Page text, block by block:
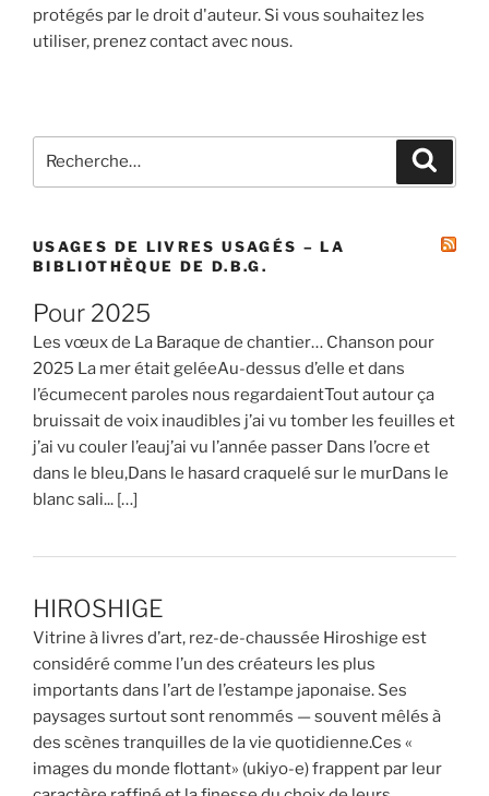
protégés par le droit d'auteur. Si vous souhaitez les
utiliser, prenez contact avec nous.
pour
USAGES DE LIVRES USAGÉS – LA
BIBLIOTHÈQUE DE D.B.G.
Pour 2025
Les vœux de La Baraque de chantier… Chanson pour
2025 La mer était geléeAu-dessus d’elle et dans
l’écumecent paroles nous regardaientTout autour ça
bruissait de voix inaudibles j’ai vu tomber les feuilles et
j’ai vu couler l’eauj’ai vu l’année passer Dans l’ocre et
dans le bleu,Dans le hasard craquelé sur le murDans le
blanc sali... […]
HIROSHIGE
Vitrine à livres d’art, rez-de-chaussée Hiroshige est
considéré comme l’un des créateurs les plus
importants dans l’art de l’estampe japonaise. Ses
paysages surtout sont renommés — souvent mêlés à
des scènes tranquilles de la vie quotidienne.Ces «
images du monde flottant» (ukiyo-e) frappent par leur